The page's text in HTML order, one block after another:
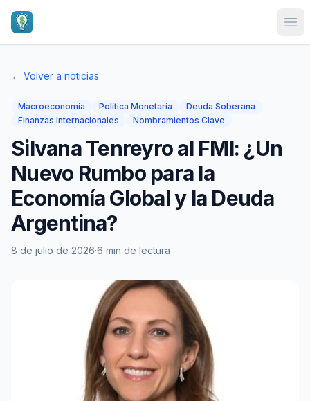
← Volver a noticias
Macroeconomía Política Monetaria
Deuda Soberana
Finanzas Internacionales
Nombramientos Clave
Silvana Tenreyro al FMI: ¿Un
Nuevo Rumbo para la
Economía Global y la Deuda
Argentina?
8 de julio de 2026·6 min de lectura